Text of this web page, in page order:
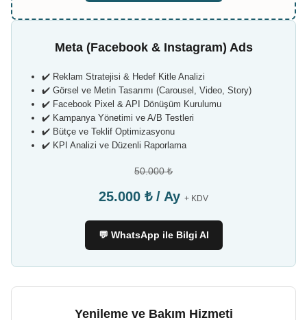
Meta (Facebook & Instagram) Ads
✔️ Reklam Stratejisi & Hedef Kitle Analizi
✔️ Görsel ve Metin Tasarımı (Carousel, Video, Story)
✔️ Facebook Pixel & API Dönüşüm Kurulumu
✔️ Kampanya Yönetimi ve A/B Testleri
✔️ Bütçe ve Teklif Optimizasyonu
✔️ KPI Analizi ve Düzenli Raporlama
50.000 ₺
25.000 ₺ / Ay + KDV
💬 WhatsApp ile Bilgi Al
Yenileme ve Bakım Hizmeti